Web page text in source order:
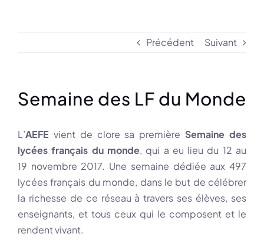
Précédent Suivant
Semaine des LF du Monde
L’AEFE vient de clore sa première Semaine des
lycées français du monde, qui a eu lieu du 12 au
19 novembre 2017. Une semaine dédiée aux 497
lycées français du monde, dans le but de célébrer
la richesse de ce réseau à travers ses élèves, ses
enseignants, et tous ceux qui le composent et le
rendent vivant.